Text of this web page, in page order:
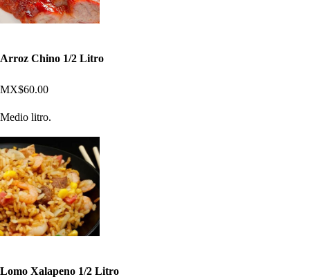
Arroz Chino 1/2 Litro
MX$60.00
Medio litro.
Lomo Xalapeno 1/2 Litro